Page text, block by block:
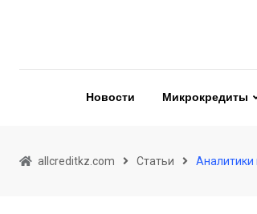
Новости Микрокредиты
allcreditkz.com Статьи Аналитики